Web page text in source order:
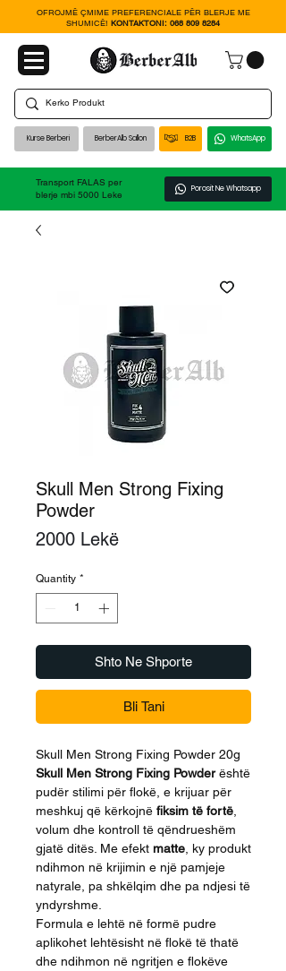
OFROJMË ÇMIME PREFERENCIALE PËR BLERJE ME
SHUMICË! KONTAKTONI: 068 809 8284
Kurse Berberi BerberAlb Sallon B2B WhatsApp
Transport FALAS per
blerje mbi 5000 Leke
Porosit Ne Whatsapp
Skull Men Strong Fixing
Powder
2000 LekëPrice
Quantity *
Shto Ne Shporte
Bli Tani
Skull Men Strong Fixing Powder 20g
Skull Men Strong Fixing Powderështë
pudër stilimi për flokë, e krijuar për
meshkuj që kërkojnë fiksim të fortë
volum dhe kontroll të qëndrueshëm
gjatë ditës. Me efekt matte , ky produkt
ndihmon në krijimin e një pamjeje
natyrale, pa shkëlqim dhe pa ndjesi të
yndyrshme.
Formula e lehtë në formë pudre
aplikohet lehtësisht në flokë të thatë
dhe ndihmon në ngritjen e flokëve